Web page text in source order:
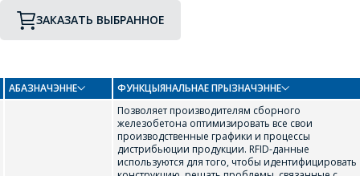
ЗАКАЗАТЬ ВЫБРАННОЕ
ПЕРЕЙТИ В КОРЗИНУ
ПРОДОЛЖИТЬ ПОКУПКИ
АБАЗНАЧЭННЕ ФУНКЦЫЯНАЛЬНАЕ ПРЫЗНАЧЭННЕ
Позволяет производителям сборного
железобетона оптимизировать все свои
производственные графики и процессы
дистрибьюции продукции. RFID-данные
используются для того, чтобы идентифицировать